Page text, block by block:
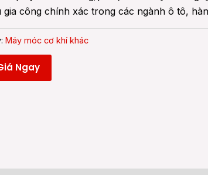
gia công chính xác trong các ngành ô tô,
Máy móc cơ khí khác
Ngay